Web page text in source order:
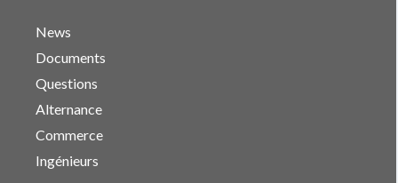
News
Documents
Questions
Alternance
Commerce
Ingénieurs